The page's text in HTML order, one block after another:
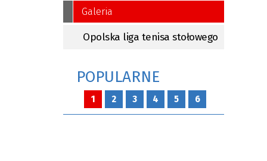
Galeria
Opolska liga tenisa stołowego
POPULARNE
1 2 3 4 5 6